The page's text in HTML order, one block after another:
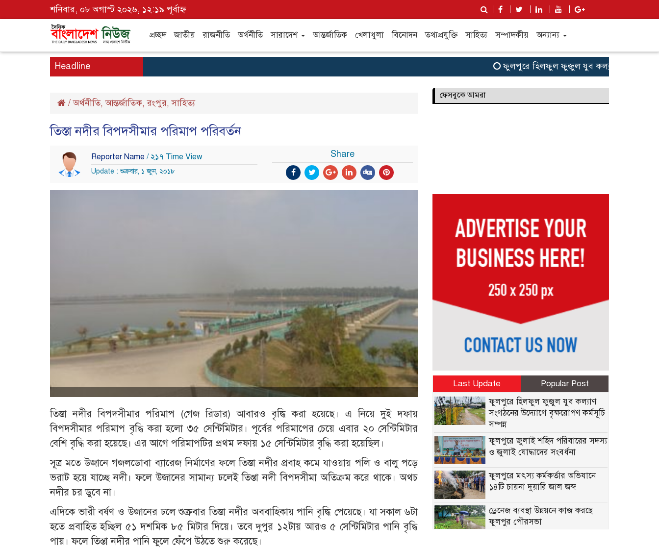
শনিবার, ০৮ অগাস্ট ২০২৬, ১২:১৯ পূর্বাহ্ন
প্রচ্ছদ জাতীয় রাজনীতি অর্থনীতি সারাদেশ আন্তর্জাতিক খেলাধুলা বিনোদন তথ্যপ্রযুক্তি সাহিত্য সম্পাদকীয় অন্যান্য
Headline ফুলপুরে হিলফুল ফুজুল যুব কল্যাণ সংগঠনের উদ্যোগে
/অর্থনীতি,আন্তর্জাতিক,রংপুর,সাহিত্য
তিস্তা নদীর বিপদসীমার পরিমাপ পরিবর্তন
Reporter Name / ২১৭ Time View
Update : শুক্রবার, ১ জুন, ২০১৮
Share
তিস্তা নদীর বিপদসীমার পরিমাপ (গেজ রিডার) আবারও বৃদ্ধি করা হয়েছে। এ নিয়ে দুই দফায়
বিপদসীমার পরিমাপ বৃদ্ধি করা হলো ৩৫ সেন্টিমিটার। পূর্বের পরিমাপের চেয়ে এবার ২০ সেন্টিমিটার
বেশি বৃদ্ধি করা হয়েছে। এর আগে পরিমাপটির প্রথম দফায় ১৫ সেন্টিমিটার বৃদ্ধি করা হয়েছিল।
সূত্র মতে উজানে গজলডোবা ব্যারেজ নির্মাণের ফলে তিস্তা নদীর প্রবাহ কমে যাওয়ায় পলি ও বালু পড়ে
ভরাট হয়ে যাচ্ছে নদী। ফলে উজানের সামান্য ঢলেই তিস্তা নদী বিপদসীমা অতিক্রম করে থাকে। অথচ
নদীর চর ডুবে না।
এদিকে ভারী বর্ষণ ও উজানের ঢলে শুক্রবার তিস্তা নদীর অববাহিকায় পানি বৃদ্ধি পেয়েছে। যা সকাল ৬টা
হতে প্রবাহিত হচ্ছিল ৫১ দশমিক ৮৫ মিটার দিয়ে। তবে দুপুর ১২টায় আরও ৫ সেন্টিমিটার পানি বৃদ্ধি
পায়। ফলে তিস্তা নদীর পানি ফুলে ফেঁপে উঠতে শুরু করেছে।
ফেসবুকে আমরা
Last Update
Popular Post
ফুলপুরে হিলফুল ফুজুল যুব কল্যাণ
সংগঠনের উদ্যোগে বৃক্ষরোপণ কর্মসূচি
সম্পন্ন
ফুলপুরে জুলাই শহিদ পরিবারের সদস্য
ও জুলাই যোদ্ধাদের সংবর্ধনা
ফুলপুরে মৎস্য কর্মকর্তার অভিযানে
১৪টি চায়না দুয়ারি জাল জব্দ
ড্রেনেজ ব্যবস্থা উন্নয়নে কাজ করছে
ফুলপুর পৌরসভা